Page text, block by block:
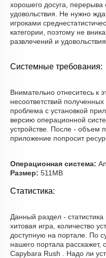
хорошего досуга, перерыва
удовольствия. Не нужно
игроками
категории, поэтому не
развлечений и удовольствия.
Системные требования:
Внимательно отнеситесь к
несоответствий
проблема с установкой
версию операционной
устройстве. После - объем
приложение попросит
Операционная система:
Размер: 511MB
Статистика:
Данный раздел -
хитовая игра, количество
доступную на портале. По
нашего портала расскажет,
Capybara Rush . Надо ли